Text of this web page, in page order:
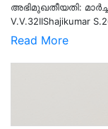
അഭിമുഖതീയതി: മാർച്ച്
V.V.32IIShajikumar
Read More